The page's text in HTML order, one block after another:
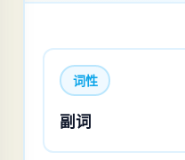
词性
副词